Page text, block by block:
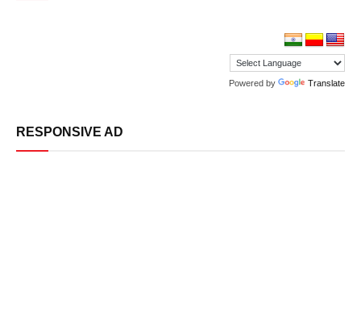
Powered by Translate
RESPONSIVE AD